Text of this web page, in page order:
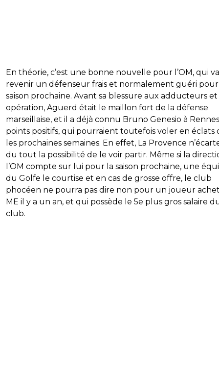
En théorie, c’est une bonne nouvelle pour l’OM, qui
revenir un défenseur frais et normalement guéri
saison prochaine. Avant sa blessure aux adducteurs et
opération, Aguerd était le maillon fort de la défense
marseillaise, et il a déjà connu Bruno Genesio à
points positifs, qui pourraient toutefois voler en éclats
les prochaines semaines. En effet, La Provence
du tout la possibilité de le voir partir. Même si la
l’OM compte sur lui pour la saison prochaine, une
du Golfe le courtise et en cas de grosse offre, le club
phocéen ne pourra pas dire non pour un joueur
ME il y a un an, et qui possède le 5e plus gros salaire
club.